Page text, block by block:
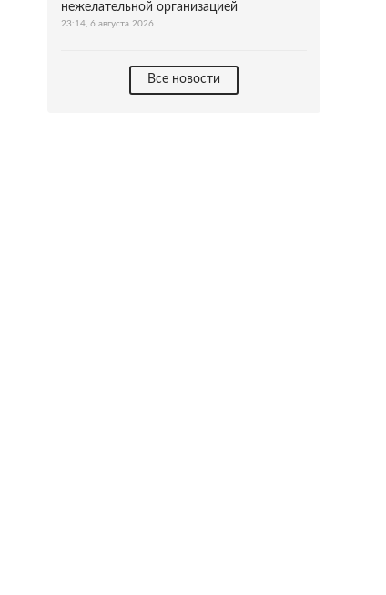
нежелательной организацией
23:14, 6 августа 2026
Все новости